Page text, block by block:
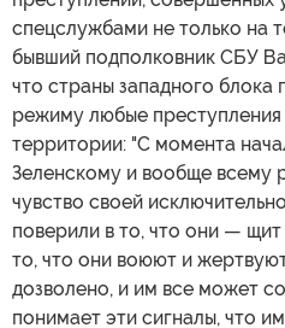
спецслужбами не только на
бывший подполковник СБУ
что страны западного
режиму любые
территории: "С момента
Зеленскому и вообще всему
чувство своей
поверили в то, что они —
то, что они воюют и
дозволено, и им все может
понимает эти сигналы, что